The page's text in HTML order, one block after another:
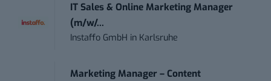
IT Sales & Online Marketing Manager
(m/w/...
Instaffo GmbH in Karlsruhe
Marketing Manager – Content